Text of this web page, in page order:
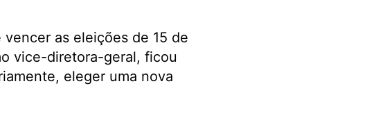
as eleições de 15 de
vice-diretora-geral, ficou
eleger uma nova